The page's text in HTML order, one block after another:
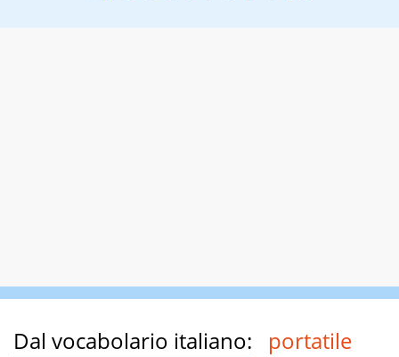
Dal vocabolario italiano: portatile